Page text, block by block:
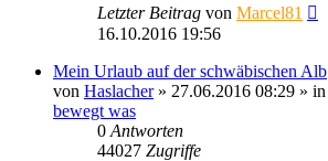
Letzter Beitrag von Marcel81
16.10.2016 19:56
Mein Urlaub auf der schwäbischen Alb
von Haslacher» 27.06.2016 08:29 » in
bewegt was
0 Antworten
44027 Zugriffe